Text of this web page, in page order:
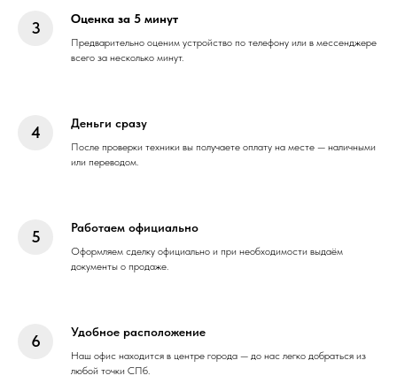
Оценка за 5 минут
Предварительно оценим устройство по телефону или в мессенджере
всего за несколько минут.
Деньги сразу
После проверки техники вы получаете оплату на месте — наличными
или переводом.
Работаем официально
Оформляем сделку официально и при необходимости выдаём
документы о продаже.
Удобное расположение
Наш офис находится в центре города — до нас легко добраться из
любой точки СПб.